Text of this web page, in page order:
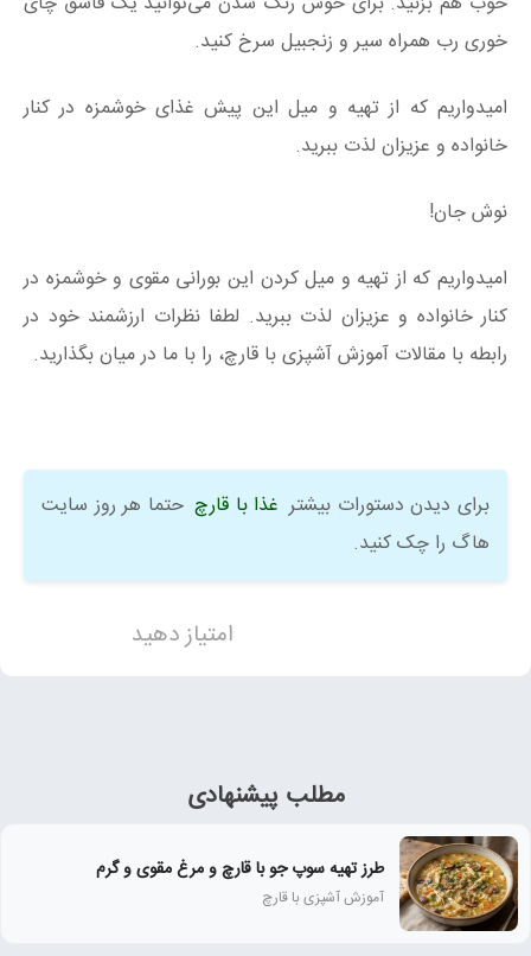
خوری رب همراه سیر و زنجبیل سرخ کنید.
امیدواریم که از تهیه و میل این پیش غذای خوشمزه در کنار
خانواده و عزیزان لذت ببرید.
نوش جان!
امیدواریم که از تهیه و میل کردن این بورانی مقوی و خوشمزه در
کنار خانواده و عزیزان لذت ببرید. لطفا نظرات ارزشمند خود در
رابطه با مقالات آموزش آشپزی با قارچ، را با ما در میان بگذارید.
برای دیدن دستورات بیشتر غذا با قارچ حتما هر روز سایت
هاگ را چک کنید.
امتیاز دهید
مطلب پیشنهادی
طرز تهیه سوپ جو با قارچ و مرغ مقوی و گرم
آموزش آشپزی با قارچ